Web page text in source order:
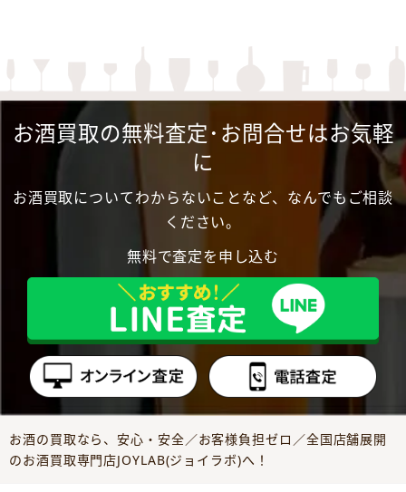
お酒買取の無料査定･お問合せはお気軽
に
お酒買取についてわからないことなど、なんでもご相談
ください。
無料で査定を申し込む
お酒の買取なら、安心・安全／お客様負担ゼロ／全国店舗展開
のお酒買取専門店JOYLAB(ジョイラボ)へ！